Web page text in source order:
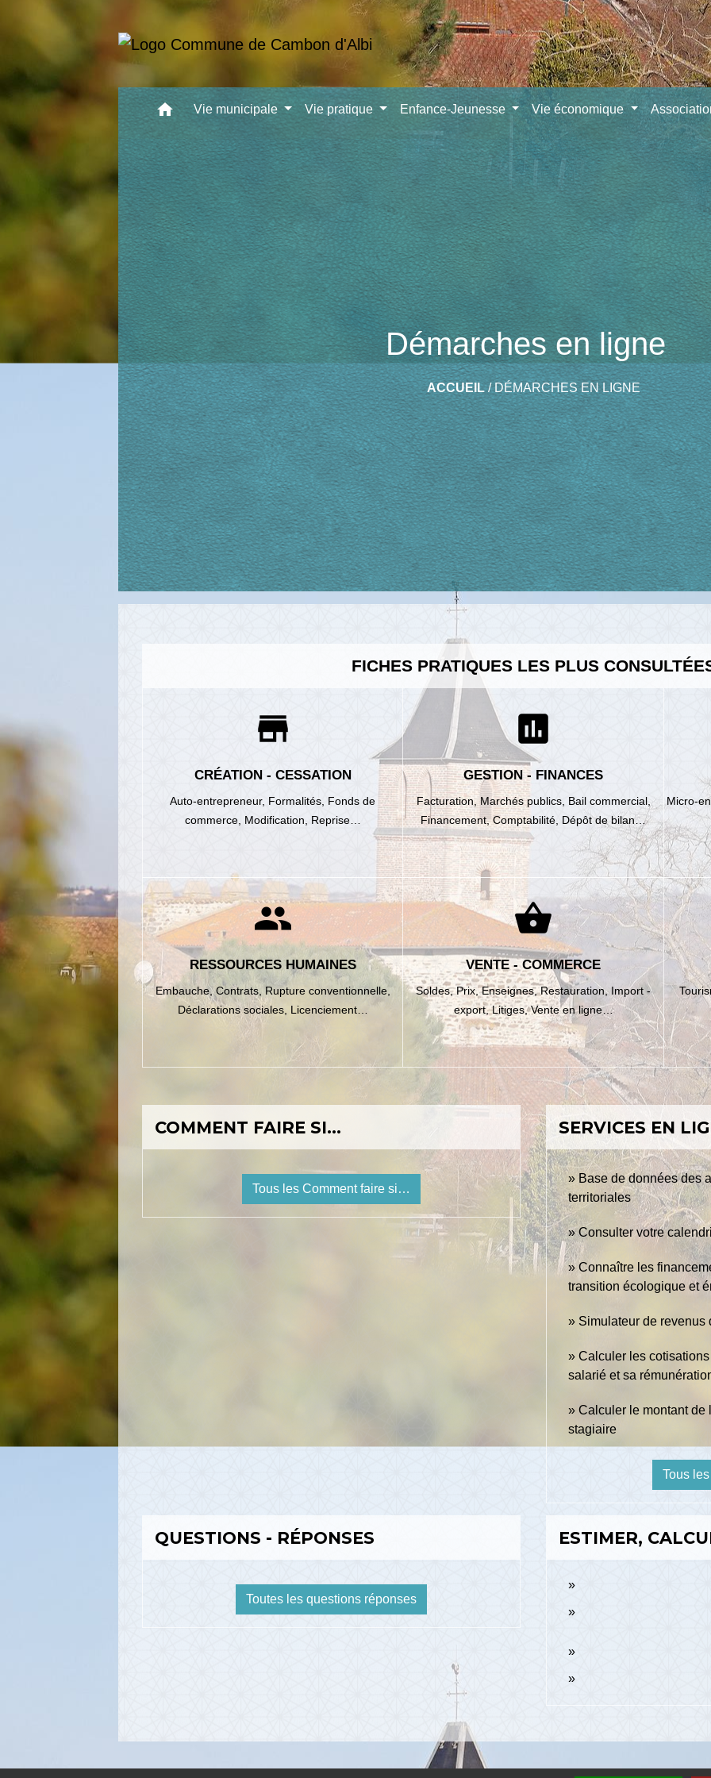
home Vie municipale Vie pratique Enfance-Jeunesse Vie économique
Démarches en ligne
ACCUEIL/DÉMARCHES EN LIGNE
FICHES PRATIQUES LES PLUS
store
CRÉATION - CESSATION
Auto-entrepreneur, Formalités, Fonds de
commerce, Modification, Reprise…
assessment
GESTION - FINANCES
Facturation, Marchés publics, Bail commercial,
Financement,Comptabilité, Dépôt de bilan…
Micro-
people
RESSOURCES HUMAINES
Embauche,Contrats, Rupture conventionnelle,
Déclarations sociales, Licenciement…
shopping_basket
VENTE - COMMERCE
Soldes,Prix,Enseignes,Restauration, Import -
export,Litiges,Vente en ligne…
COMMENT FAIRE SI…
Tous les Comment faire si…
SERVICES EN
Base de données des
territoriales
Consulter votre
Connaître les
transition écologique et
Simulateur de revenus
Calculer les
salarié et sa
Calculer le montant de
stagiaire
Tous
QUESTIONS - RÉPONSES
Toutes les questions réponses
ESTIMER,